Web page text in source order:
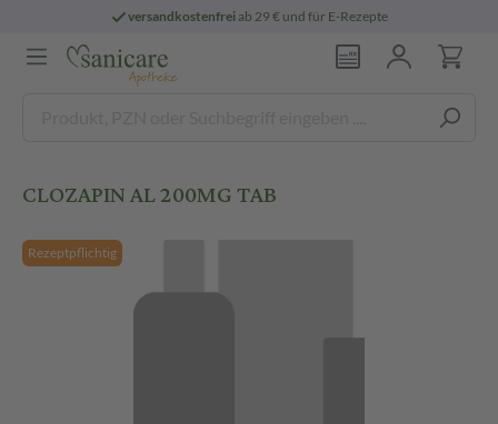
versandkostenfreiab 29 € und für E-Rezepte
CLOZAPIN AL 200MG TAB
Rezeptpflichtig